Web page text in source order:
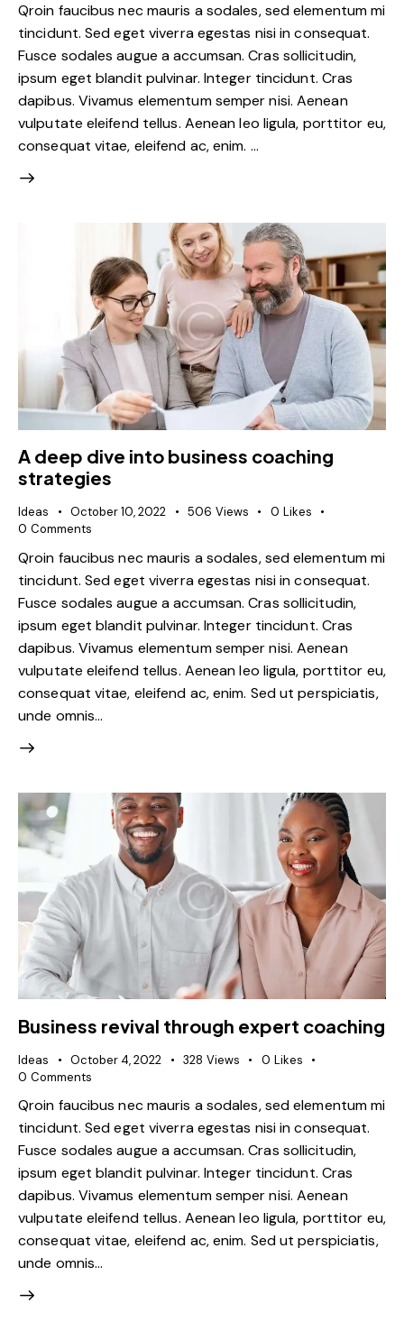
Qroin faucibus nec mauris a sodales, sed elementum mi
tincidunt. Sed eget viverra egestas nisi in consequat.
Fusce sodales augue a accumsan. Cras sollicitudin,
ipsum eget blandit pulvinar. Integer tincidunt. Cras
dapibus. Vivamus elementum semper nisi. Aenean
vulputate eleifend tellus. Aenean leo ligula, porttitor eu,
consequat vitae, eleifend ac, enim. …
A deep dive into business coaching
strategies
Ideas October 10, 2022 506 Views 0 Likes
0 Comments
Qroin faucibus nec mauris a sodales, sed elementum mi
tincidunt. Sed eget viverra egestas nisi in consequat.
Fusce sodales augue a accumsan. Cras sollicitudin,
ipsum eget blandit pulvinar. Integer tincidunt. Cras
dapibus. Vivamus elementum semper nisi. Aenean
vulputate eleifend tellus. Aenean leo ligula, porttitor eu,
consequat vitae, eleifend ac, enim. Sed ut perspiciatis,
unde omnis…
Business revival through expert coaching
Ideas October 4, 2022 328 Views 0 Likes
0 Comments
Qroin faucibus nec mauris a sodales, sed elementum mi
tincidunt. Sed eget viverra egestas nisi in consequat.
Fusce sodales augue a accumsan. Cras sollicitudin,
ipsum eget blandit pulvinar. Integer tincidunt. Cras
dapibus. Vivamus elementum semper nisi. Aenean
vulputate eleifend tellus. Aenean leo ligula, porttitor eu,
consequat vitae, eleifend ac, enim. Sed ut perspiciatis,
unde omnis…